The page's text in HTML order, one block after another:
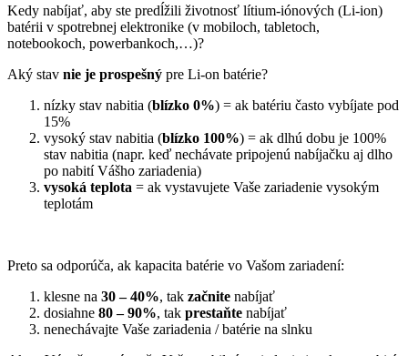
Kedy nabíjať, aby ste predĺžili životnosť lítium-iónových (Li-ion)
batérii v spotrebnej elektronike (v mobiloch, tabletoch,
notebookoch, powerbankoch,…)?
Aký stav nie je prospešný pre Li-on batérie?
nízky stav nabitia (blízko 0%) = ak batériu často vybíjate pod
15%
vysoký stav nabitia (blízko 100%) = ak dlhú dobu je 100%
stav nabitia (napr. keď nechávate pripojenú nabíjačku aj dlho
po nabití Vášho zariadenia)
vysoká teplota = ak vystavujete Vaše zariadenie vysokým
teplotám
Preto sa odporúča, ak kapacita batérie vo Vašom zariadení:
klesne na 30 – 40%, tak začnite nabíjať
dosiahne 80 – 90%, tak prestaňte nabíjať
nenechávajte Vaše zariadenia / batérie na slnku